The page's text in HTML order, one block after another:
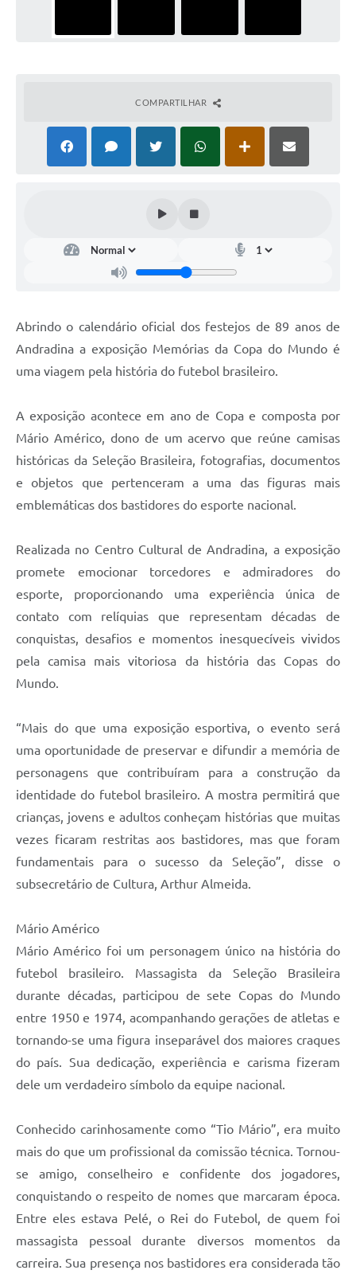
COMPARTILHAR
Abrindo o calendário oficial dos festejos de 89 anos de
Andradina a exposição Memórias da Copa do Mundo é
uma viagem pela história do futebol brasileiro.
A exposição acontece em ano de Copa e composta por
Mário Américo, dono de um acervo que reúne camisas
históricas da Seleção Brasileira, fotografias, documentos
e objetos que pertenceram a uma das figuras mais
emblemáticas dos bastidores do esporte nacional.
Realizada no Centro Cultural de Andradina, a exposição
promete emocionar torcedores e admiradores do
esporte, proporcionando uma experiência única de
contato com relíquias que representam décadas de
conquistas, desafios e momentos inesquecíveis vividos
pela camisa mais vitoriosa da história das Copas do
Mundo.
“Mais do que uma exposição esportiva, o evento será
uma oportunidade de preservar e difundir a memória de
personagens que contribuíram para a construção da
identidade do futebol brasileiro. A mostra permitirá que
crianças, jovens e adultos conheçam histórias que muitas
vezes ficaram restritas aos bastidores, mas que foram
fundamentais para o sucesso da Seleção”, disse o
subsecretário de Cultura, Arthur Almeida.
Mário Américo
Mário Américo foi um personagem único na história do
futebol brasileiro. Massagista da Seleção Brasileira
durante décadas, participou de sete Copas do Mundo
entre 1950 e 1974, acompanhando gerações de atletas e
tornando-se uma figura inseparável dos maiores craques
do país. Sua dedicação, experiência e carisma fizeram
dele um verdadeiro símbolo da equipe nacional.
Conhecido carinhosamente como “Tio Mário”, era muito
mais do que um profissional da comissão técnica. Tornou-
se amigo, conselheiro e confidente dos jogadores,
conquistando o respeito de nomes que marcaram época.
Entre eles estava Pelé, o Rei do Futebol, de quem foi
massagista pessoal durante diversos momentos da
carreira. Sua presença nos bastidores era considerada tão